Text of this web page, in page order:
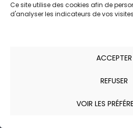
Ce site utilise des cookies afin de
d'analyser les indicateurs de vos
ACCEPTER
REFUSER
VOIR LES
professionnelle sont
vous accompagner pour
intérêts de chacun.